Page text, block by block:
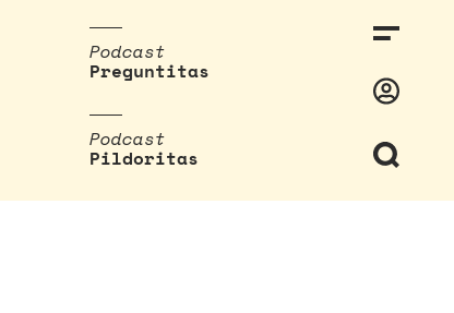
Podcast
Preguntitas
Podcast
Pildoritas